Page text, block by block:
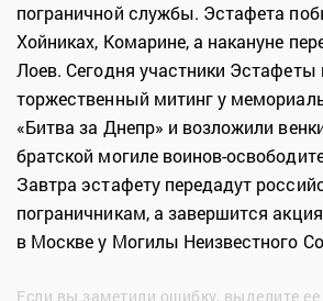
пограничной службы. Эстафета
Хойниках, Комарине, а накануне
Лоев. Сегодня участники Эстафеты
торжественный митинг у
«Битва за Днепр» и возложили
братской могиле воинов-
Завтра эстафету передадут
пограничникам, а завершится
в Москве у Могилы Неизвестного
Если вы заметили ошибку, выделите